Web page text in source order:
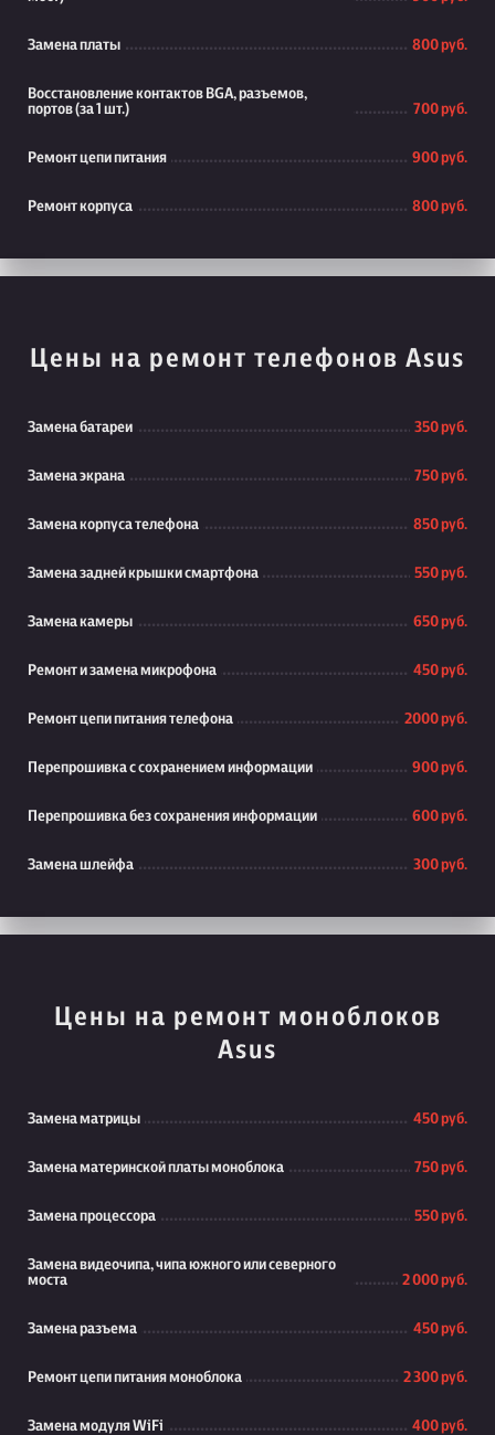
Замена платы 800 руб.
Восстановление контактов BGA, разъемов,
портов (за 1 шт.)
700 руб.
Ремонт цепи питания 900 руб.
Ремонт корпуса 800 руб.
Цены на ремонт телефонов Asus
Замена батареи 350 руб.
Замена экрана 750 руб.
Замена корпуса телефона 850 руб.
Замена задней крышки смартфона 550 руб.
Замена камеры 650 руб.
Ремонт и замена микрофона 450 руб.
Ремонт цепи питания телефона 2000 руб.
Перепрошивка с сохранением информации 900 руб.
Перепрошивка без сохранения информации 600 руб.
Замена шлейфа 300 руб.
Цены на ремонт моноблоков
Asus
Замена матрицы 450 руб.
Замена материнской платы моноблока 750 руб.
Замена процессора 550 руб.
Замена видеочипа, чипа южного или северного
моста
2 000 руб.
Замена разъема 450 руб.
Ремонт цепи питания моноблока 2 300 руб.
Замена модуля WiFi 400 руб.